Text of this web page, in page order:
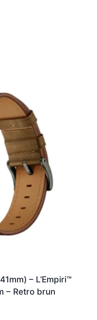
– L’Empiri™
– Retro brun